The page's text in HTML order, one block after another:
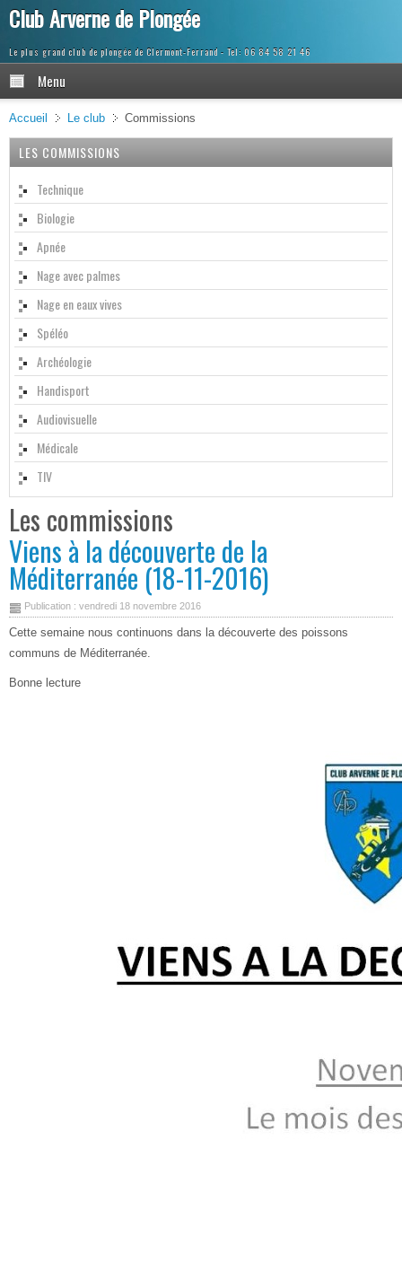
Club Arverne de Plongée
Le plus grand club de plongée de Clermont-Ferrand
Menu
Accueil Le club Commissions
LES COMMISSIONS
Technique
Biologie
Apnée
Nage avec palmes
Nage en eaux vives
Spéléo
Archéologie
Handisport
Audiovisuelle
Médicale
TIV
Les commissions
Viens à la découverte de la
Méditerranée (18-11-2016)
Publication : vendredi 18 novembre 2016
Cette semaine nous continuons dans la découverte des poissons
communs de Méditerranée.
Bonne lecture